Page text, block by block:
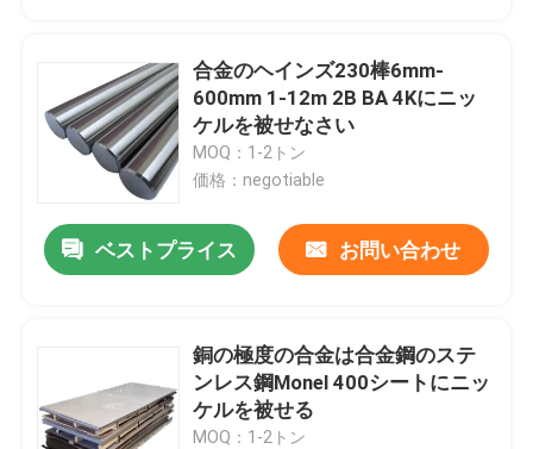
合金のヘインズ230棒6mm-
600mm 1-12m 2B BA 4Kにニッ
ケルを被せなさい
MOQ：1-2トン
価格：negotiable
ベストプライス お問い合わせ
銅の極度の合金は合金鋼のステ
ンレス鋼Monel 400シートにニッ
ケルを被せる
MOQ：1-2トン